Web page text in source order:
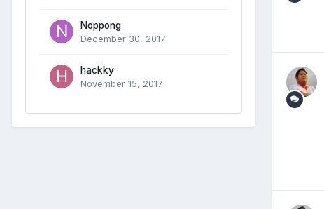
Noppong
December 30, 2017
hackky
November 15, 2017